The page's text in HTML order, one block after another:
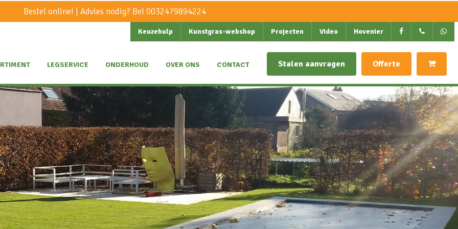
Bestel online! | Advies nodig? Bel0032479894224
Keuzehulp Kunstgras-webshop Projecten Video Hovenier
LEGSERVICE ONDERHOUD OVER ONS CONTACT Stalen aanvragen Offerte